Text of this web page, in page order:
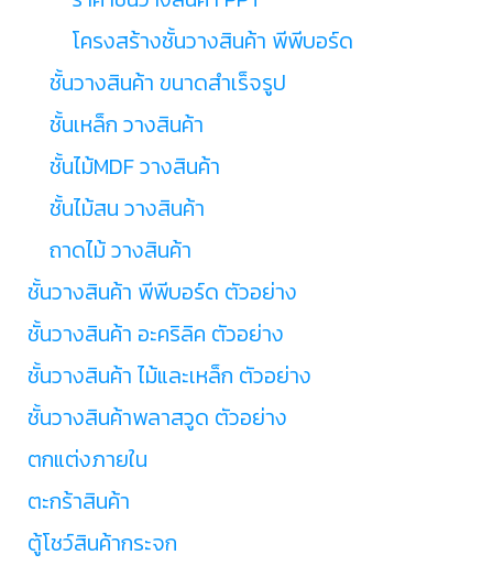
โครงสร้างชั้นวางสินค้า พีพีบอร์ด
ชั้นวางสินค้า ขนาดสำเร็จรูป
ชั้นเหล็ก วางสินค้า
ชั้นไม้MDF วางสินค้า
ชั้นไม้สน วางสินค้า
ถาดไม้ วางสินค้า
ชั้นวางสินค้า พีพีบอร์ด ตัวอย่าง
ชั้นวางสินค้า อะคริลิค ตัวอย่าง
ชั้นวางสินค้า ไม้และเหล็ก ตัวอย่าง
ชั้นวางสินค้าพลาสวูด ตัวอย่าง
ตกแต่งภายใน
ตะกร้าสินค้า
ตู้โชว์สินค้ากระจก